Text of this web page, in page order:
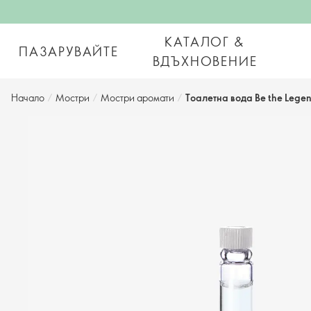
ПАЗАРУВАЙТЕ
КАТАЛОГ &
ВДЪХНОВЕНИЕ
Начало / Мостри / Мостри аромати / Тоалетна вода Be the